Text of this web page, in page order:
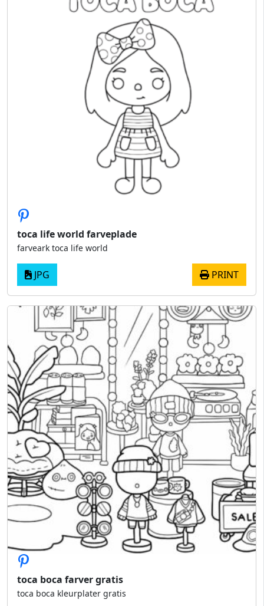
toca life world farveplade
farveark toca life world
JPG PRINT
toca boca farver gratis
toca boca kleurplater gratis